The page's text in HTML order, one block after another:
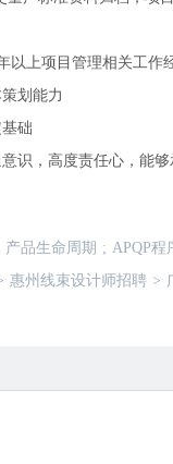
以上项目管理相关工作
划能力
础
识，高度责任心，能
产品生命周期 ; APQP程
惠州线束设计师招聘 >